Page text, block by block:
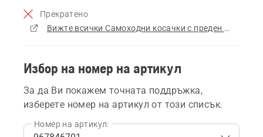
Прекратено
Вижте всички Самоходни косачки с преден косилен апарат за продажба
Избор на номер на артикул
За да Ви покажем точната поддръжка,
изберете номер на артикул от този списък.
Номер на артикул: